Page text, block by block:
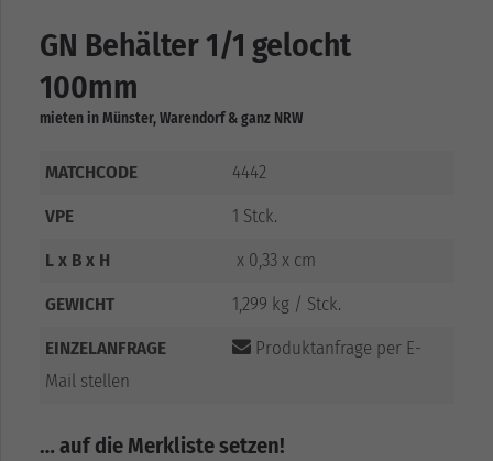
GN Behälter 1/1 gelocht
100mm
mieten in Münster, Warendorf & ganz NRW
MATCHCODE
4442
VPE
1 Stck.
L x B x H
x 0,33 x cm
GEWICHT
1,299 kg / Stck.
EINZELANFRAGE
Produktanfrage per E-
Mail stellen
… auf die Merkliste setzen!